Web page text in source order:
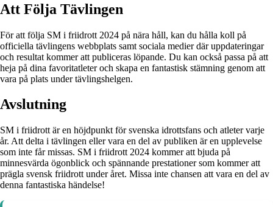
Att Följa Tävlingen
För att följa SM i friidrott 2024 på nära håll, kan du hålla koll på
officiella tävlingens webbplats samt sociala medier där uppdateringar
och resultat kommer att publiceras löpande. Du kan också passa på att
heja på dina favoritatleter och skapa en fantastisk stämning genom att
vara på plats under tävlingshelgen.
Avslutning
SM i friidrott är en höjdpunkt för svenska idrottsfans och atleter varje
år. Att delta i tävlingen eller vara en del av publiken är en upplevelse
som inte får missas. SM i friidrott 2024 kommer att bjuda på
minnesvärda ögonblick och spännande prestationer som kommer att
prägla svensk friidrott under året. Missa inte chansen att vara en del av
denna fantastiska händelse!